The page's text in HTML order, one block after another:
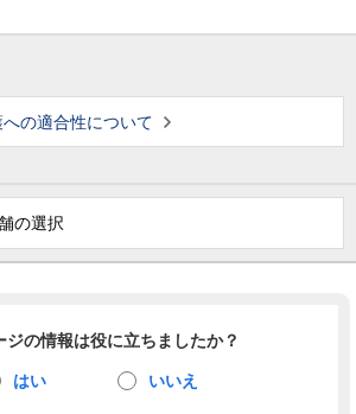
の適合性について
の選択
ジの情報は役に立ちましたか？
はい いいえ